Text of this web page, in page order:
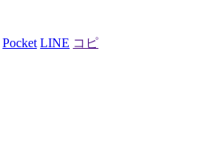
Pocket LINE コピ